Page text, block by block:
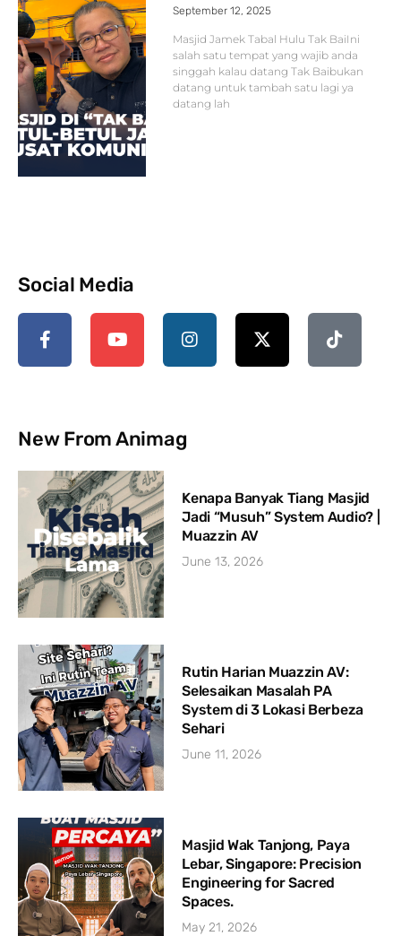
September 12, 2025
Masjid Jamek Tabal Hulu Tak BaiIni
salah satu tempat yang wajib anda
singgah kalau datang Tak Baibukan
datang untuk tambah satu lagi ya
datang lah
Social Media
New From Animag
Kenapa Banyak Tiang Masjid
Jadi “Musuh” System Audio? |
Muazzin AV
June 13, 2026
Rutin Harian Muazzin AV:
Selesaikan Masalah PA
System di 3 Lokasi Berbeza
Sehari
June 11, 2026
Masjid Wak Tanjong, Paya
Lebar, Singapore: Precision
Engineering for Sacred
Spaces.
May 21, 2026